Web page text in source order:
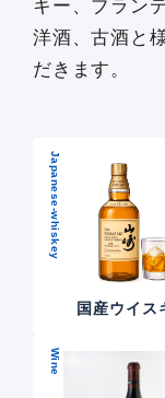
キー、ブラン
洋酒、古酒と
だきます。
Japanese-whiskey
国産ウイス
Wine